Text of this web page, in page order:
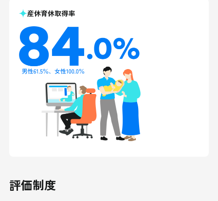
産休育休取得率
評価制度